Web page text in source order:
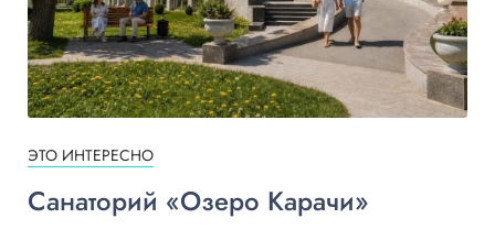
ЭТО ИНТЕРЕСНО
Санаторий «Озеро Карачи»